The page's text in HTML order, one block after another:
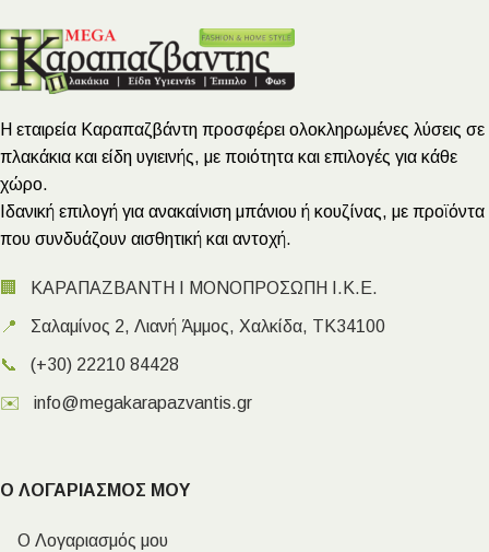
Η εταιρεία Καραπαζβάντη προσφέρει ολοκληρωμένες λύσεις σε
πλακάκια και είδη υγιεινής, με ποιότητα και επιλογές για κάθε
χώρο.
Ιδανική επιλογή για ανακαίνιση μπάνιου ή κουζίνας, με προϊόντα
που συνδυάζουν αισθητική και αντοχή.
🏢 ΚΑΡΑΠΑΖΒΑΝΤΗ Ι ΜΟΝΟΠΡΟΣΩΠΗ Ι.Κ.Ε.
📍 Σαλαμίνος 2, Λιανή Άμμος, Χαλκίδα, ΤΚ34100
📞 (+30) 22210 84428
✉️ info@megakarapazvantis.gr
Ο ΛΟΓΑΡΙΑΣΜΟΣ ΜΟΥ
Ο Λογαριασμός μου